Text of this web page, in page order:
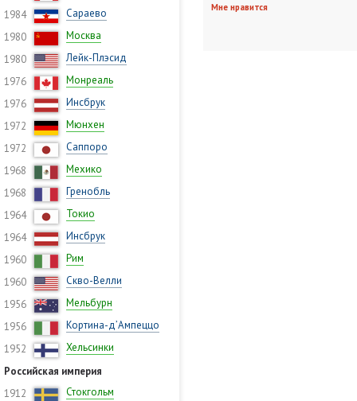
1984
Сараево
1980
Москва
1980
Лейк-Плэсид
1976
Монреаль
1976
Инсбрук
1972
Мюнхен
1972
Саппоро
1968
Мехико
1968
Гренобль
1964
Токио
1964
Инсбрук
1960
Рим
1960
Скво-Велли
1956
Мельбурн
1956
Кортина-д’Ампеццо
1952
Хельсинки
Российская империя
1912
Стокгольм
Мне нравится